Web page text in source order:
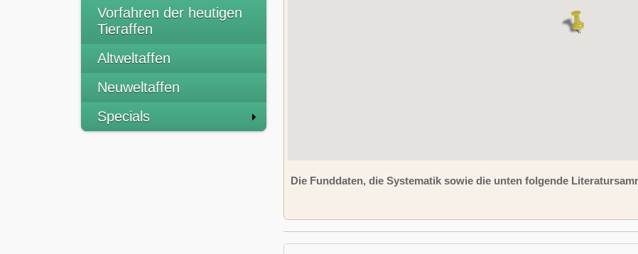
Vorfahren der heutigen
Tieraffen
Altweltaffen
Neuweltaffen
Specials
Die Funddaten, die Systematik sowie die unten folgende